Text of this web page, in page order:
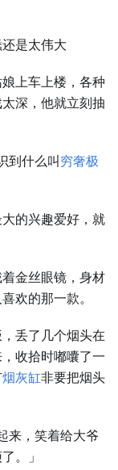
是太伟大
上车上楼，各种
深，他就立刻抽
到什么叫 穷奢极
的兴趣爱好，就
着金丝眼镜，身材
欢的那一款。
丢了几个烟头在
收拾时嘟囔了一
烟灰缸非要把烟头
来，笑着给大爷
。」